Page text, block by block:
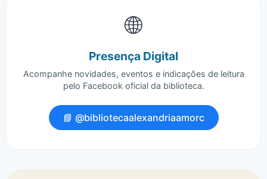
🌐
Presença Digital
Acompanhe novidades, eventos e indicações de leitura
pelo Facebook oficial da biblioteca.
📘 @bibliotecaalexandriaamorc